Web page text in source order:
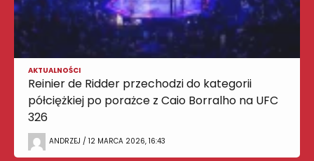
AKTUALNOŚCI
Reinier de Ridder przechodzi do kategorii
półciężkiej po porażce z Caio Borralho na UFC
326
ANDRZEJ / 12 MARCA 2026, 16:43